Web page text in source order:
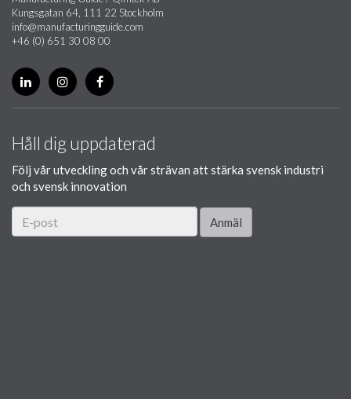
Kungsgatan 64, 111 22 Stockholm
info@manufacturingguide.com
+46 (0) 651 30 08 00
Håll dig uppdaterad
Följ vår utveckling och vår strävan att stärka svensk industri
och svensk innovation
Anmäl